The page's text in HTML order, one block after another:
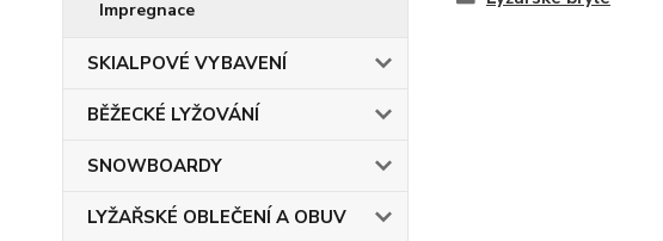
Impregnace
SKIALPOVÉ VYBAVENÍ
BĚŽECKÉ LYŽOVÁNÍ
SNOWBOARDY
LYŽAŘSKÉ OBLEČENÍ A OBUV